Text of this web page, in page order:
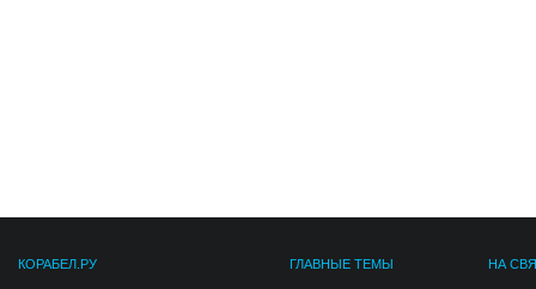
КОРАБЕЛ.РУ ГЛАВНЫЕ ТЕМЫ НА